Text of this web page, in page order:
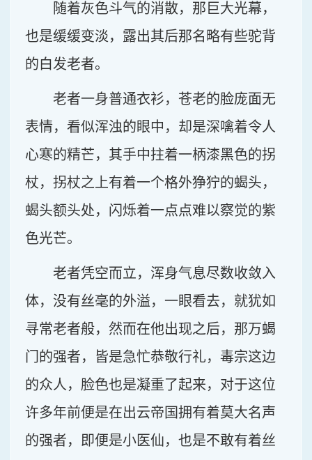
随着灰色斗气的消散，那巨大光幕，
也是缓缓变淡，露出其后那名略有些驼背
的白发老者。
老者一身普通衣衫，苍老的脸庞面无
表情，看似浑浊的眼中，却是深噙着令人
心寒的精芒，其手中拄着一柄漆黑色的拐
杖，拐杖之上有着一个格外狰狞的蝎头，
蝎头额头处，闪烁着一点点难以察觉的紫
色光芒。
老者凭空而立，浑身气息尽数收敛入
体，没有丝毫的外溢，一眼看去，就犹如
寻常老者般，然而在他出现之后，那万蝎
门的强者，皆是急忙恭敬行礼，毒宗这边
的众人，脸色也是凝重了起来，对于这位
许多年前便是在出云帝国拥有着莫大名声
的强者，即便是小医仙，也是不敢有着丝